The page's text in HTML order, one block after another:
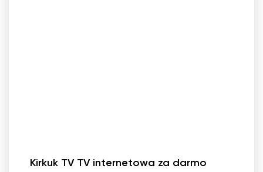
Kirkuk TV TV internetowa za darmo